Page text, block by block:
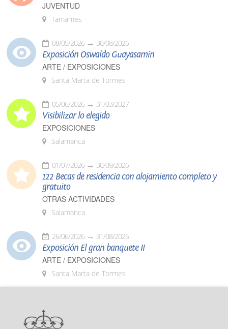
JUVENTUD
Tamames
08/05/2026 30/08/2026
Exposición Oswaldo Guayasamín
ARTE / EXPOSICIONES
Santa Marta de Tormes
05/06/2026 31/03/2027
Visibilizar lo elegido
EXPOSICIONES
Salamanca
01/07/2026 30/09/2026
122 Becas de residencia con alojamiento completo y
gratuito
OTRAS ACTIVIDADES
Salamanca
26/06/2026 31/08/2026
Exposición El gran banquete II
ARTE / EXPOSICIONES
Santa Marta de Tormes